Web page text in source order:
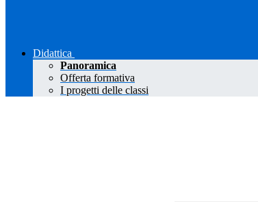
Didattica
Panoramica
Offerta formativa
I progetti delle classi